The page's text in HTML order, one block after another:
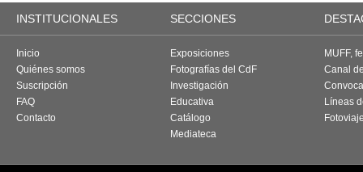
INSTITUCIONALES SECCIONES
Inicio
Quiénes somos
Suscripción
FAQ
Contacto
Exposiciones
Fotografías del CdF
Investigación
Educativa
Catálogo
Mediateca
MUFF,
Canal
Líneas